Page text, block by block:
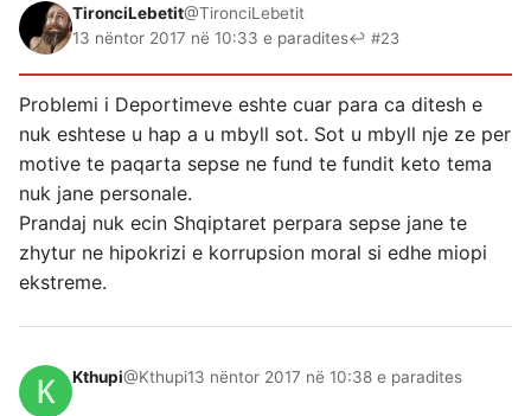
TironciLebetit@TironciLebetit
13 nëntor 2017 në 10:33 e paradites↩ #23
Problemi i Deportimeve eshte cuar para ca ditesh e
nuk eshtese u hap a u mbyll sot. Sot u mbyll nje ze per
motive te paqarta sepse ne fund te fundit keto tema
nuk jane personale.
Prandaj nuk ecin Shqiptaret perpara sepse jane te
zhytur ne hipokrizi e korrupsion moral si edhe miopi
ekstreme.
Kthupi@Kthupi13 nëntor 2017 në 10:38 e paradites